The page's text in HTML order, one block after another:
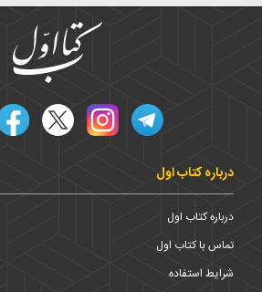
درباره کتاب اول
درباره کتاب اول
تماس با کتاب اول
شرایط استفاده